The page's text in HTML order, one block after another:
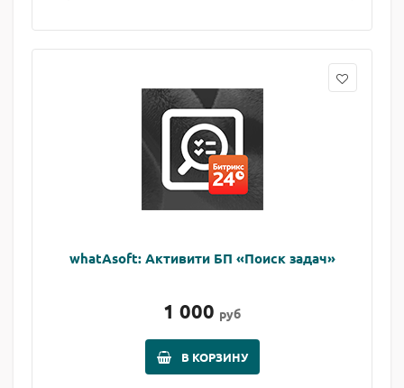
whatAsoft: Активити БП «Поиск задач»
1 000 руб
В КОРЗИНУ